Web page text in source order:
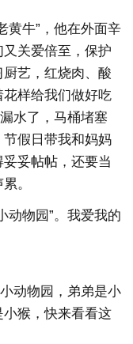
黄牛”，他在外面辛
关爱倍至，保护
艺，红烧肉、酸
样给我们做好吃
水了，马桶堵塞
假日带我和妈妈
妥帖帖，还要当
。
动物园”。我爱我的
动物园，弟弟是小
猴，快来看看这